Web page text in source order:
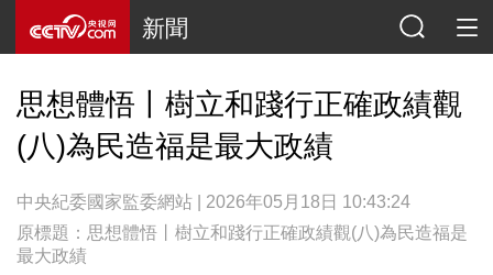
新聞
思想體悟丨樹立和踐行正確政績觀
(八)為民造福是最大政績
中央紀委國家監委網站 | 2026年05月18日 10:43:24
原標題：思想體悟丨樹立和踐行正確政績觀(八)為民造福是
最大政績